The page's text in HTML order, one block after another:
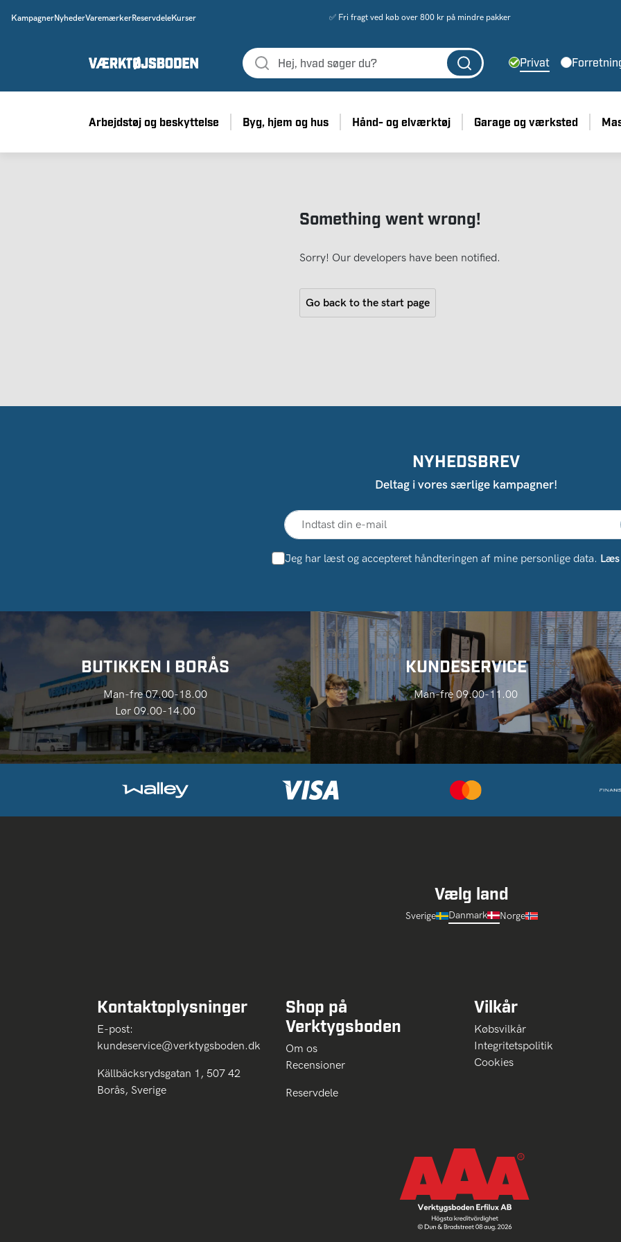
KampagnerNyhederVaremærkerReservdeleKurser ✅ Fri fragt ved køb over 800 kr på mindre pakker
Privat
Arbejdstøj og beskyttelse Byg, hjem og hus Hånd- og elværktøj Garage og værksted
Something went wrong!
Sorry! Our developers have been notified.
Go back to the start page
NYHEDSBREV
Deltag i vores særlige kampagner!
Jeg har læst og accepteret håndteringen af ​​mine personlige data.
BUTIKKEN I BORÅS
Man-fre 07.00-18.00
Lør 09.00-14.00
KUNDESERVICE
Man-fre 09.00-11.00
Vælg land
Sverige Danmark Norge
Kontaktoplysninger
E-post:
kundeservice@verktygsboden.dk
Källbäcksrydsgatan 1, 507 42
Borås, Sverige
Shop på
Verktygsboden
Om os
Recensioner
Reservdele
Vilkår
Købsvilkår
Integritetspolitik
Cookies